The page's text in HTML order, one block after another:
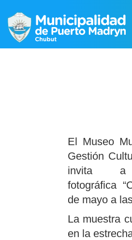
El Museo
Gestión
invita
fotográfica
de mayo a
La muestra
en la